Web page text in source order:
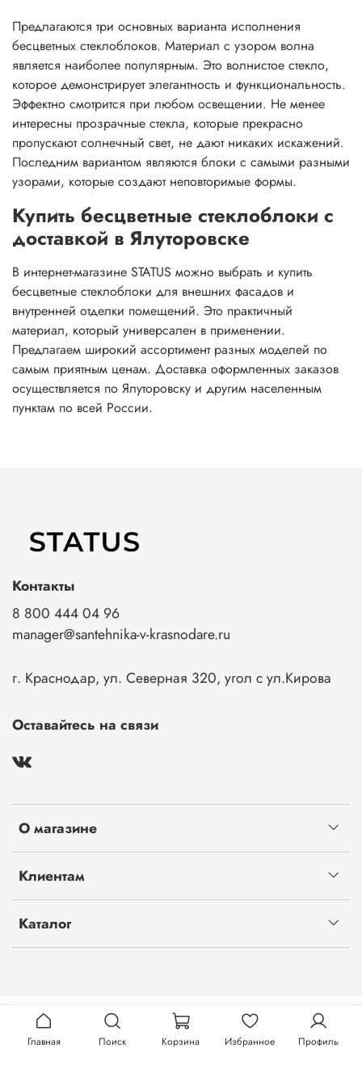
Предлагаются три основных варианта исполнения
бесцветных стеклоблоков. Материал с узором волна
является наиболее популярным. Это волнистое стекло,
которое демонстрирует элегантность и функциональность.
Эффектно смотрится при любом освещении. Не менее
интересны прозрачные стекла, которые прекрасно
пропускают солнечный свет, не дают никаких искажений.
Последним вариантом являются блоки с самыми разными
узорами, которые создают неповторимые формы.
Купить бесцветные стеклоблоки с
доставкой в Ялуторовске
В интернет-магазине STATUS можно выбрать и купить
бесцветные стеклоблоки для внешних фасадов и
внутренней отделки помещений. Это практичный
материал, который универсален в применении.
Предлагаем широкий ассортимент разных моделей по
самым приятным ценам. Доставка оформленных заказов
осуществляется по Ялуторовску и другим населенным
пунктам по всей России.
О магазине
Клиентам
Каталог
Контакты
8 800 444 04 96
manager@santehnika-v-krasnodare.ru
г. Краснодар, ул. Северная 320, угол с ул.Кирова
Оставайтесь на связи
Главная Поиск Корзина Избранное Профиль